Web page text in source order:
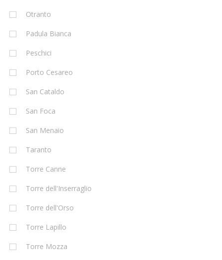
Otranto
Padula Bianca
Peschici
Porto Cesareo
San Cataldo
San Foca
San Menaio
Taranto
Torre Canne
Torre dell'Inserraglio
Torre dell'Orso
Torre Lapillo
Torre Mozza